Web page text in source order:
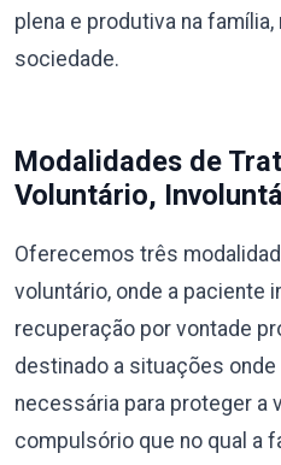
plena e produtiva na família,
sociedade.
Modalidades de
Voluntário,
Oferecemos três
voluntário, onde a paciente
recuperação por vontade
destinado a situações onde
necessária para proteger a
compulsório que no qual a